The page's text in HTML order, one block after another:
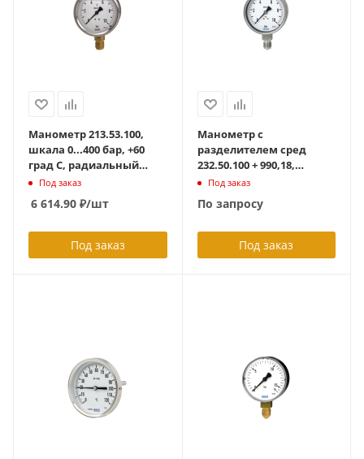
Манометр 213.53.100,
шкала 0...400 бар, +60
град С, радиальный
G1/2B, с
гидрозаполнением
Под заказ
6 614.90 ₽/шт
Под заказ
Манометр с
разделителем сред
232.50.100 + 990,18,
диапазон 0-10 бар
присоединение
Под заказ
По запросу
Под заказ